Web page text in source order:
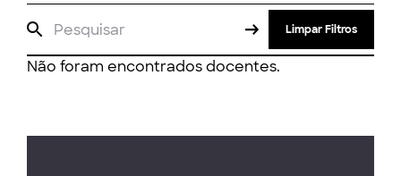
Limpar Filtros
Não foram encontrados docentes.